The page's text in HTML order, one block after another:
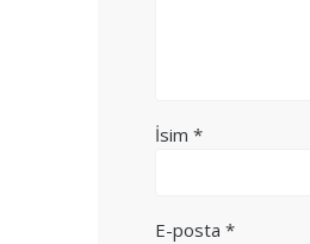
İsim*
E-posta*